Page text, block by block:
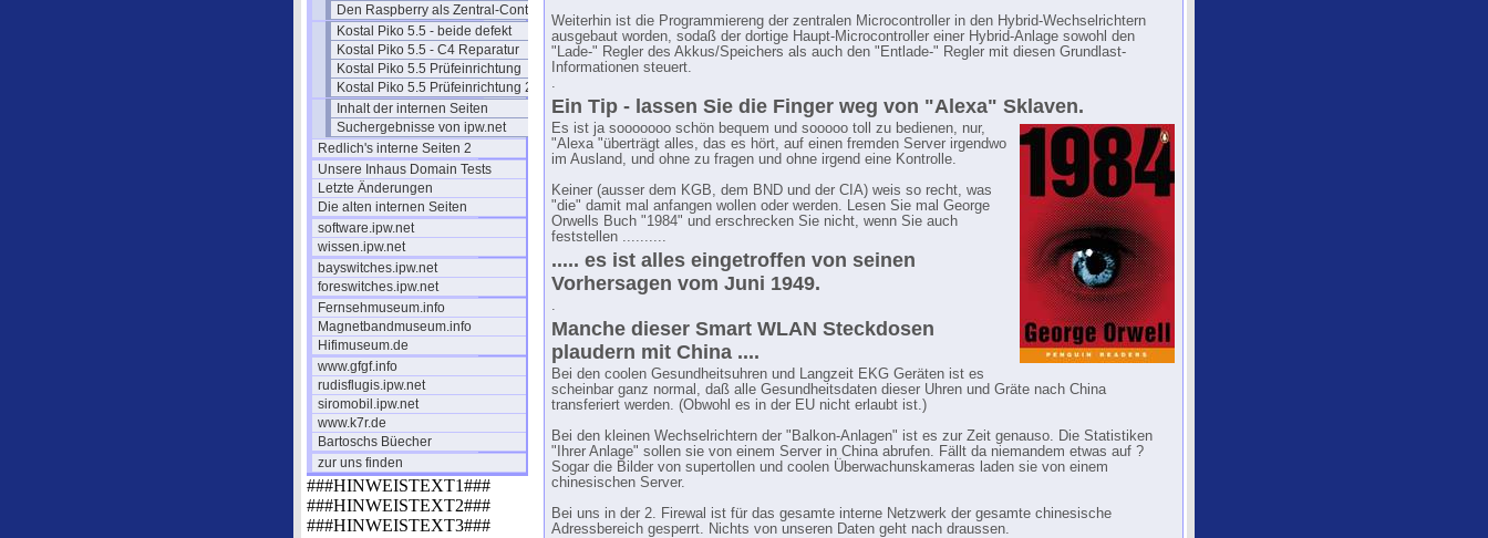
Den Raspberry als Zentral-Controller
Kostal Piko 5.5 - beide defekt
Kostal Piko 5.5 - C4 Reparatur
Kostal Piko 5.5 Prüfeinrichtung
Kostal Piko 5.5 Prüfeinrichtung 2
Inhalt der internen Seiten
Suchergebnisse von ipw.net
Redlich's interne Seiten 2
Unsere Inhaus Domain Tests
Letzte Änderungen
Die alten internen Seiten
software.ipw.net
wissen.ipw.net
bayswitches.ipw.net
foreswitches.ipw.net
Fernsehmuseum.info
Magnetbandmuseum.info
Hifimuseum.de
www.gfgf.info
rudisflugis.ipw.net
siromobil.ipw.net
www.k7r.de
Bartoschs Büecher
zur uns finden
###HINWEISTEXT1###
###HINWEISTEXT2###
###HINWEISTEXT3###
Weiterhin ist die Programmiereng der zentralen Microcontroller in den Hybrid-Wechselrichtern
ausgebaut worden, sodaß der dortige Haupt-Microcontroller einer Hybrid-Anlage sowohl den
"Lade-" Regler des Akkus/Speichers als auch den "Entlade-" Regler mit diesen Grundlast-
Informationen steuert.
.
Ein Tip - lassen Sie die Finger weg von "Alexa" Sklaven.
Es ist ja sooooooo schön bequem und sooooo toll zu bedienen, nur,
"Alexa "überträgt alles, das es hört, auf einen fremden Server irgendwo
im Ausland, und ohne zu fragen und ohne irgend eine Kontrolle.
Keiner (ausser dem KGB, dem BND und der CIA) weis so recht, was
"die" damit mal anfangen wollen oder werden. Lesen Sie mal George
Orwells Buch "1984" und erschrecken Sie nicht, wenn Sie auch
feststellen ..........
..... es ist alles eingetroffen von seinen
Vorhersagen vom Juni 1949.
.
Manche dieser Smart WLAN Steckdosen
plaudern mit China ....
Bei den coolen Gesundheitsuhren und Langzeit EKG Geräten ist es
scheinbar ganz normal, daß alle Gesundheitsdaten dieser Uhren und Gräte nach China
transferiert werden. (Obwohl es in der EU nicht erlaubt ist.)
Bei den kleinen Wechselrichtern der "Balkon-Anlagen" ist es zur Zeit genauso. Die Statistiken
"Ihrer Anlage" sollen sie von einem Server in China abrufen. Fällt da niemandem etwas auf ?
Sogar die Bilder von supertollen und coolen Überwachunskameras laden sie von einem
chinesischen Server.
Bei uns in der 2. Firewal ist für das gesamte interne Netzwerk der gesamte chinesische
Adressbereich gesperrt. Nichts von unseren Daten geht nach draussen.